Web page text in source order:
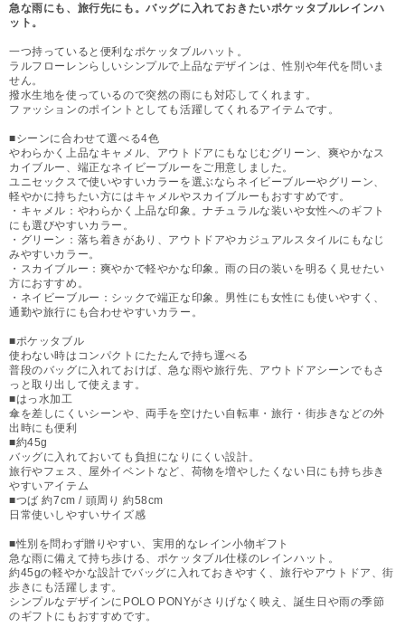
急な雨にも、旅行先にも。バッグに入れておきたいポケッタブルレインハ
ット。
一つ持っていると便利なポケッタブルハット。
ラルフローレンらしいシンプルで上品なデザインは、性別や年代を問いま
せん。
撥水生地を使っているので突然の雨にも対応してくれます。
ファッションのポイントとしても活躍してくれるアイテムです。
■シーンに合わせて選べる4色
やわらかく上品なキャメル、アウトドアにもなじむグリーン、爽やかなス
カイブルー、端正なネイビーブルーをご用意しました。
ユニセックスで使いやすいカラーを選ぶならネイビーブルーやグリーン、
軽やかに持ちたい方にはキャメルやスカイブルーもおすすめです。
・キャメル：やわらかく上品な印象。ナチュラルな装いや女性へのギフト
にも選びやすいカラー。
・グリーン：落ち着きがあり、アウトドアやカジュアルスタイルにもなじ
みやすいカラー。
・スカイブルー：爽やかで軽やかな印象。雨の日の装いを明るく見せたい
方におすすめ。
・ネイビーブルー：シックで端正な印象。男性にも女性にも使いやすく、
通勤や旅行にも合わせやすいカラー。
■ポケッタブル
使わない時はコンパクトにたたんで持ち運べる
普段のバッグに入れておけば、急な雨や旅行先、アウトドアシーンでもさ
っと取り出して使えます。
■はっ水加工
傘を差しにくいシーンや、両手を空けたい自転車・旅行・街歩きなどの外
出時にも便利
■約45g
バッグに入れておいても負担になりにくい設計。
旅行やフェス、屋外イベントなど、荷物を増やしたくない日にも持ち歩き
やすいアイテム
■つば 約7cm / 頭周り 約58cm
日常使いしやすいサイズ感
■性別を問わず贈りやすい、実用的なレイン小物ギフト
急な雨に備えて持ち歩ける、ポケッタブル仕様のレインハット。
約45gの軽やかな設計でバッグに入れておきやすく、旅行やアウトドア、街
歩きにも活躍します。
シンプルなデザインにPOLO PONYがさりげなく映え、誕生日や雨の季節
のギフトにもおすすめです。